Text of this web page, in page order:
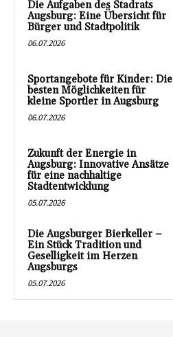
Die Aufgaben des Stadrats
Augsburg: Eine Übersicht für
Bürger und Stadtpolitik
06.07.2026
Sportangebote für Kinder: Die
besten Möglichkeiten für
kleine Sportler in Augsburg
06.07.2026
Zukunft der Energie in
Augsburg: Innovative Ansätze
für eine nachhaltige
Stadtentwicklung
05.07.2026
Die Augsburger Bierkeller –
Ein Stück Tradition und
Geselligkeit im Herzen
Augsburgs
05.07.2026